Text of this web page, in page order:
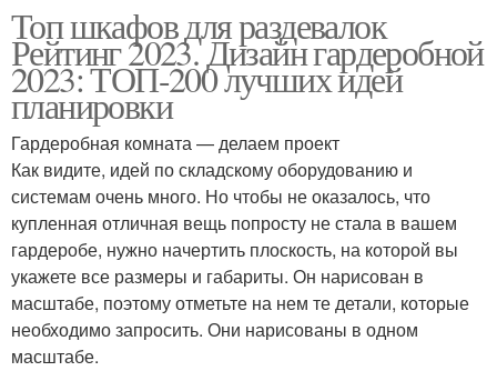
Топ шкафов для раздевалок
Рейтинг 2023. Дизайн гардеробной
2023: ТОП-200 лучших идей
планировки
Гардеробная комната — делаем проект
Как видите, идей по складскому оборудованию и
системам очень много. Но чтобы не оказалось, что
купленная отличная вещь попросту не стала в вашем
гардеробе, нужно начертить плоскость, на которой вы
укажете все размеры и габариты. Он нарисован в
масштабе, поэтому отметьте на нем те детали, которые
необходимо запросить. Они нарисованы в одном
масштабе.